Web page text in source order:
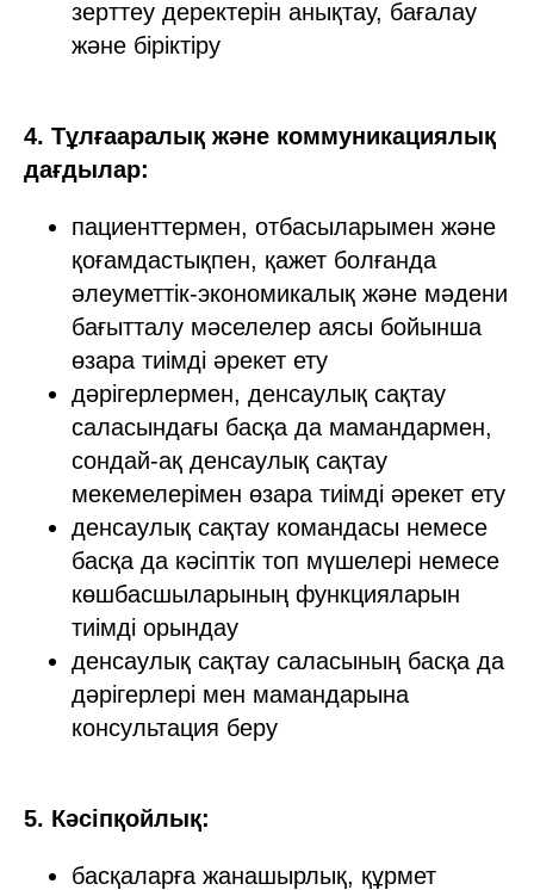
зерттеу деректерін анықтау, бағалау
және біріктіру
4. Тұлғааралық және коммуникациялық
дағдылар:
пациенттермен, отбасыларымен және
қоғамдастықпен, қажет болғанда
әлеуметтік-экономикалық және мәдени
бағытталу мәселелер аясы бойынша
өзара тиімді әрекет ету
дәрігерлермен, денсаулық сақтау
саласындағы басқа да мамандармен,
сондай-ақ денсаулық сақтау
мекемелерімен өзара тиімді әрекет ету
денсаулық сақтау командасы немесе
басқа да кәсіптік топ мүшелері немесе
көшбасшыларының функцияларын
тиімді орындау
денсаулық сақтау саласының басқа да
дәрігерлері мен мамандарына
консультация беру
5. Кәсіпқойлық:
басқаларға жанашырлық, құрмет